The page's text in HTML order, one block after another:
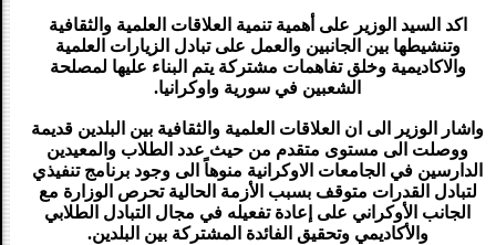
اكد السيد الوزير على أهمية تنمية العلاقات العلمية والثقافية
وتنشيطها بين الجانبين والعمل على تبادل الزيارات العلمية
والاكاديمية وخلق تفاهمات مشتركة يتم البناء عليها لمصلحة
الشعبين في سورية واوكرانيا.
واشار الوزير الى ان العلاقات العلمية والثقافية بين البلدين قديمة
ووصلت الى مستوى متقدم من حيث عدد الطلاب والمعيدين
الدارسين في الجامعات الاوكرانية منوهاً الى وجود برنامج تنفيذي
لتبادل القدرات متوقف بسبب الأزمة الحالية تحرص الوزارة مع
الجانب الأوكراني على إعادة تفعيله في مجال التبادل الطلابي
والأكاديمي وتحقيق الفائدة المشتركة بين البلدين.